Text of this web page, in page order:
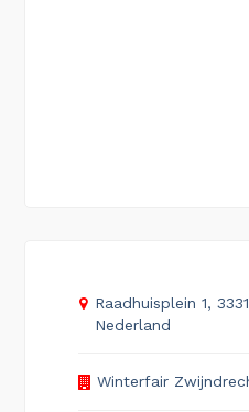
Raadhuisplein 1,
Nederland
Winterfair